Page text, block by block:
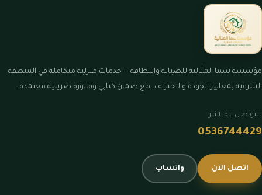
مؤسسة سما المثاليه للصيانة والنظافة — خدمات منزلية متكاملة في المنطقة
الشرقية بمعايير الجودة والاحتراف، مع ضمان كتابي وفاتورة ضريبية معتمدة.
للتواصل المباشر
0536744429
اتصل الآن واتساب